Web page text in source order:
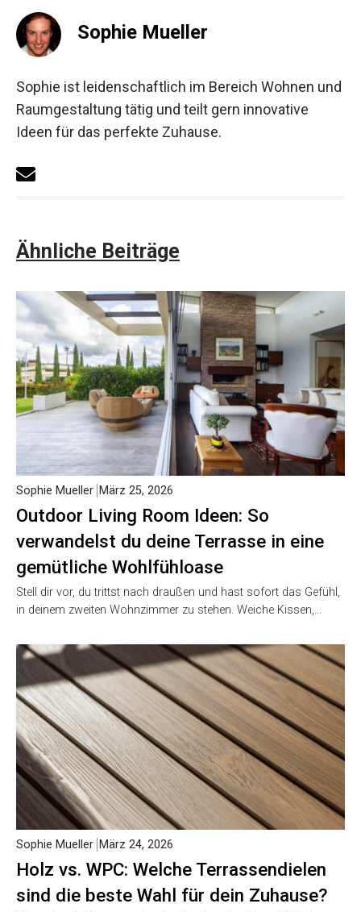
Sophie Mueller
Sophie ist leidenschaftlich im Bereich Wohnen und
Raumgestaltung tätig und teilt gern innovative
Ideen für das perfekte Zuhause.
Ähnliche Beiträge
Outdoor Living Room Ideen: So
verwandelst du deine Terrasse in eine
gemütliche Wohlfühloase
Sophie Mueller März 25, 2026
Stell dir vor, du trittst nach draußen und hast sofort das Gefühl,
in deinem zweiten Wohnzimmer zu stehen. Weiche Kissen,…
Holz vs. WPC: Welche Terrassendielen
sind die beste Wahl für dein Zuhause?
Sophie Mueller März 24, 2026